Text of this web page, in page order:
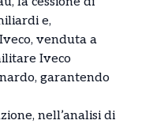
e,
venduta a
Iveco
garantendo
nell’analisi di